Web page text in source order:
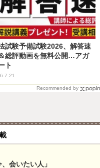
試験予備試験2026、解答速
総評動画を無料公開…アガ
ト
Recommended by
会いたい人」